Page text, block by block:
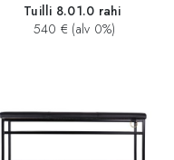
Tuilli 8.01.0 rahi
540 € (alv 0%)